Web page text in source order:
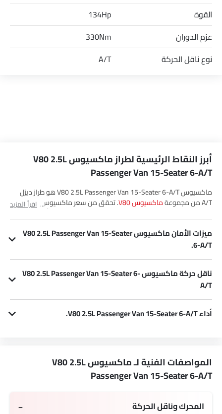
القوة
134Hp
عزم الدوران
330Nm
نوع ناقل الحركة
A/T
أبرز النقاط الرئيسية لطراز ماكسيوس V80 2.5L
Passenger Van 15-Seater 6-A/T
ماكسيوس V80 2.5L Passenger Van 15-Seater 6-A/T هو طراز ديزل
A/T من مجموعة
ماكسيوس V80
. تحقق من سعر ماكسيوس V80 2.5L
Passenger Van 15-Seater 6-A/T في Saudi Arabia. شاهد أحدث
العروض، الألوان، المراجعات، الصور والمزيد من V80 2.5L Passenger Van
15-Seater 6-A/T في SayaraBay.
اقرأ المزيد
ميزات الأمان ماكسيوس V80 2.5L Passenger Van 15-Seater
6-A/T.
ناقل حركة ماكسيوس V80 2.5L Passenger Van 15-Seater 6-
A/T
أداء V80 2.5L Passenger Van 15-Seater 6-A/T.
المواصفات الفنية لـ ماكسيوس V80 2.5L
Passenger Van 15-Seater 6-A/T
المحرك وناقل الحركة